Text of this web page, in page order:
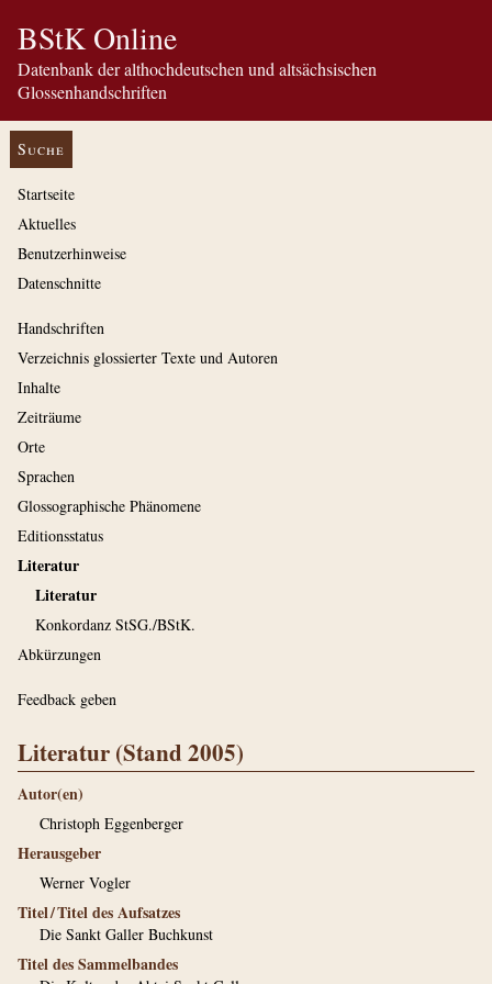
BStK Online
Datenbank der althochdeutschen und altsächsischen
Glossenhandschriften
Suche
Startseite
Aktuelles
Benutzerhinweise
Datenschnitte
Handschriften
Verzeichnis glossierter Texte und Autoren
Inhalte
Zeiträume
Orte
Sprachen
Glossographische Phänomene
Editionsstatus
Literatur
Literatur
Konkordanz StSG./BStK.
Abkürzungen
Feedback geben
Literatur (Stand 2005)
Autor(en)
Christoph Eggenberger
Herausgeber
Werner Vogler
Titel / Titel des Aufsatzes
Die Sankt Galler Buchkunst
Titel des Sammelbandes